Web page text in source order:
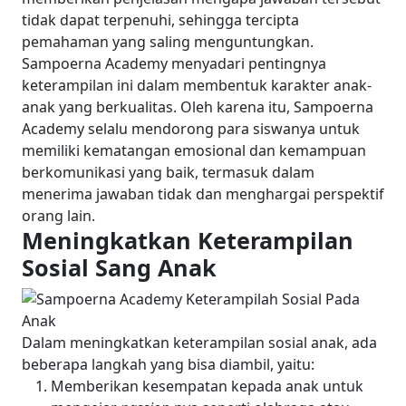
tidak dapat terpenuhi, sehingga tercipta
pemahaman yang saling menguntungkan.
Sampoerna Academy menyadari pentingnya
keterampilan ini dalam membentuk karakter anak-
anak yang berkualitas. Oleh karena itu, Sampoerna
Academy selalu mendorong para siswanya untuk
memiliki kematangan emosional dan kemampuan
berkomunikasi yang baik, termasuk dalam
menerima jawaban tidak dan menghargai perspektif
orang lain.
Meningkatkan Keterampilan
Sosial Sang Anak
Dalam meningkatkan keterampilan sosial anak, ada
beberapa langkah yang bisa diambil, yaitu:
Memberikan kesempatan kepada anak untuk